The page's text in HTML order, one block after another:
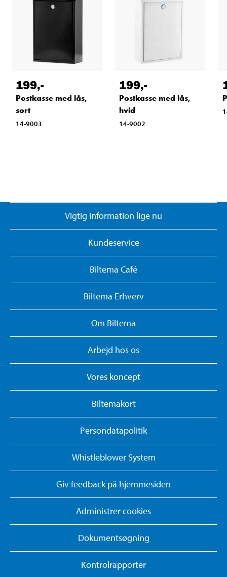
199,-
Postkasse med lås,
sort
14-9003
199,-
Postkasse med lås,
hvid
14-9002
Vigtig information lige nu
Kundeservice
Biltema Café
Biltema Erhverv
Om Biltema
Arbejd hos os
Vores koncept
Biltemakort
Persondatapolitik
Whistleblower System
Giv feedback på hjemmesiden
Administrer cookies
Dokumentsøgning
Kontrolrapporter